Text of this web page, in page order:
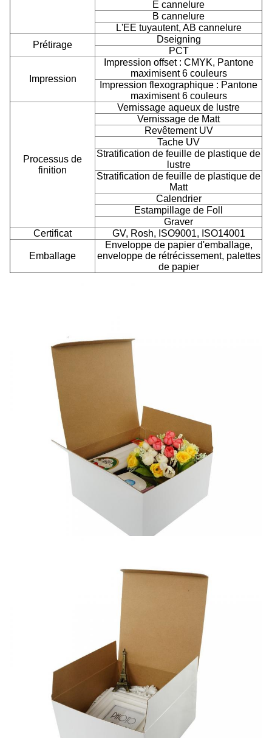
E cannelure
B cannelure
L'EE tuyautent, AB cannelure
Prétirage
Dseigning
PCT
Impression
Impression offset : CMYK, Pantone
maximisent 6 couleurs
Impression flexographique : Pantone
maximisent 6 couleurs
Processus de
finition
Vernissage aqueux de lustre
Vernissage de Matt
Revêtement UV
Tache UV
Stratification de feuille de plastique de
lustre
Stratification de feuille de plastique de
Matt
Calendrier
Estampillage de Foll
Graver
Certificat
GV, Rosh, ISO9001, ISO14001
Emballage
Enveloppe de papier d'emballage,
enveloppe de rétrécissement, palettes
de papier